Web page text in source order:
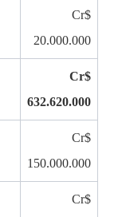
Cr$
20.000.000
Cr$
632.620.000
Cr$
150.000.000
Cr$